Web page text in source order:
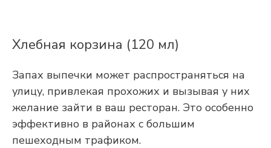
Хлебная корзина (120 мл)
Запах выпечки может распространяться на
улицу, привлекая прохожих и вызывая у них
желание зайти в ваш ресторан. Это особенно
эффективно в районах с большим
пешеходным трафиком.